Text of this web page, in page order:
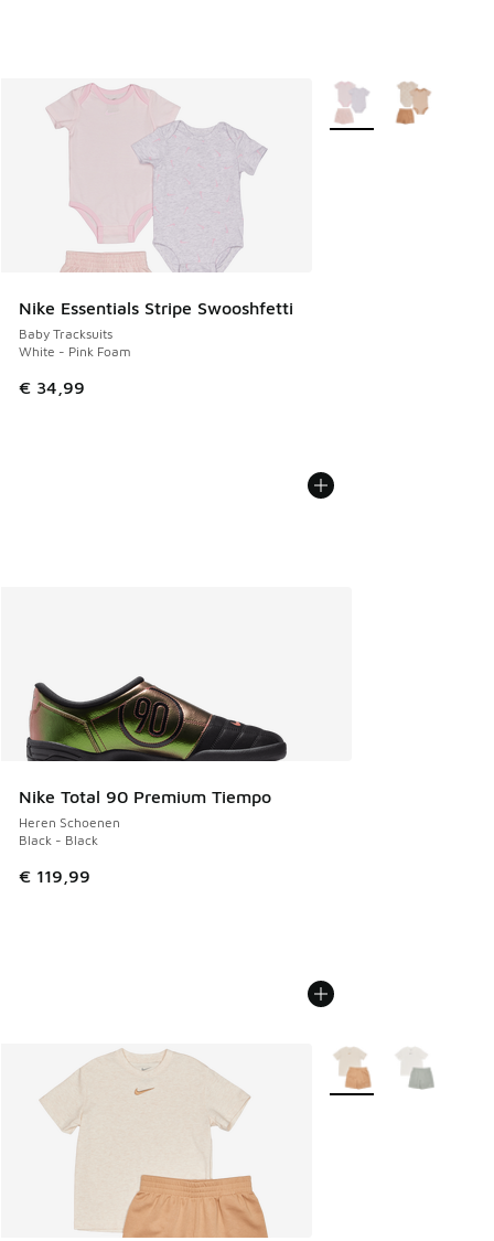
Nike Essentials Stripe Swooshfetti
Baby Tracksuits
White - Pink Foam
€ 34,99
Meer kleuren
Nike Total 90 Premium Tiempo
Heren Schoenen
Black - Black
€ 119,99
Meer kleuren